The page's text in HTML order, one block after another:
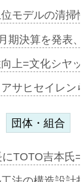
位モデルの清
期決算を発表
上=文化シヤ
サヒセイレ
団体・組合
TOTO吉本氏